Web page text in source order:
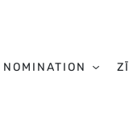
NOMINATION